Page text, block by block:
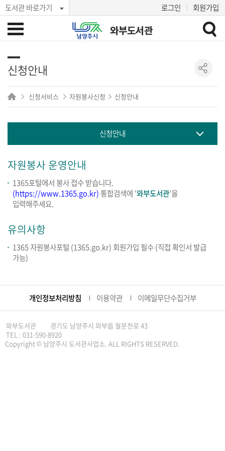
도서관 바로가기 로그인 회원가입
와부도서관
신청안내
신청서비스 자원봉사신청 신청안내
신청안내
자원봉사 운영안내
1365포털에서 봉사 접수 받습니다.
(https://www.1365.go.kr)통합검색에 '와부도서관'을
입력해주세요.
유의사항
1365 자원봉사포털 (1365.go.kr) 회원가입 필수 (직접 확인서 발급
가능)
개인정보처리방침 이용약관 이메일무단수집거부
와부도서관
경기도 남양주시 와부읍 월문천로 43
TEL : 031-590-8920
Copyright © 남양주시 도서관사업소. ALL RIGHTS RESERVED.